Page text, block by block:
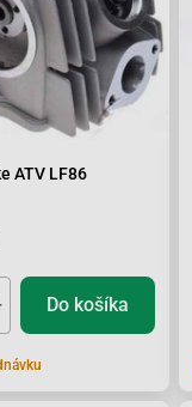
ATV LF86
Do košíka